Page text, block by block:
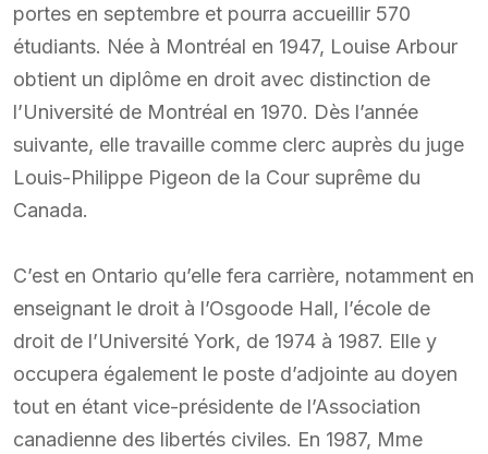
portes en septembre et pourra accueillir 570
étudiants. Née à Montréal en 1947, Louise Arbour
obtient un diplôme en droit avec distinction de
l’Université de Montréal en 1970. Dès l’année
suivante, elle travaille comme clerc auprès du juge
Louis-Philippe Pigeon de la Cour suprême du
Canada.
C’est en Ontario qu’elle fera carrière, notamment en
enseignant le droit à l’Osgoode Hall, l’école de
droit de l’Université York, de 1974 à 1987. Elle y
occupera également le poste d’adjointe au doyen
tout en étant vice-présidente de l’Association
canadienne des libertés civiles. En 1987, Mme